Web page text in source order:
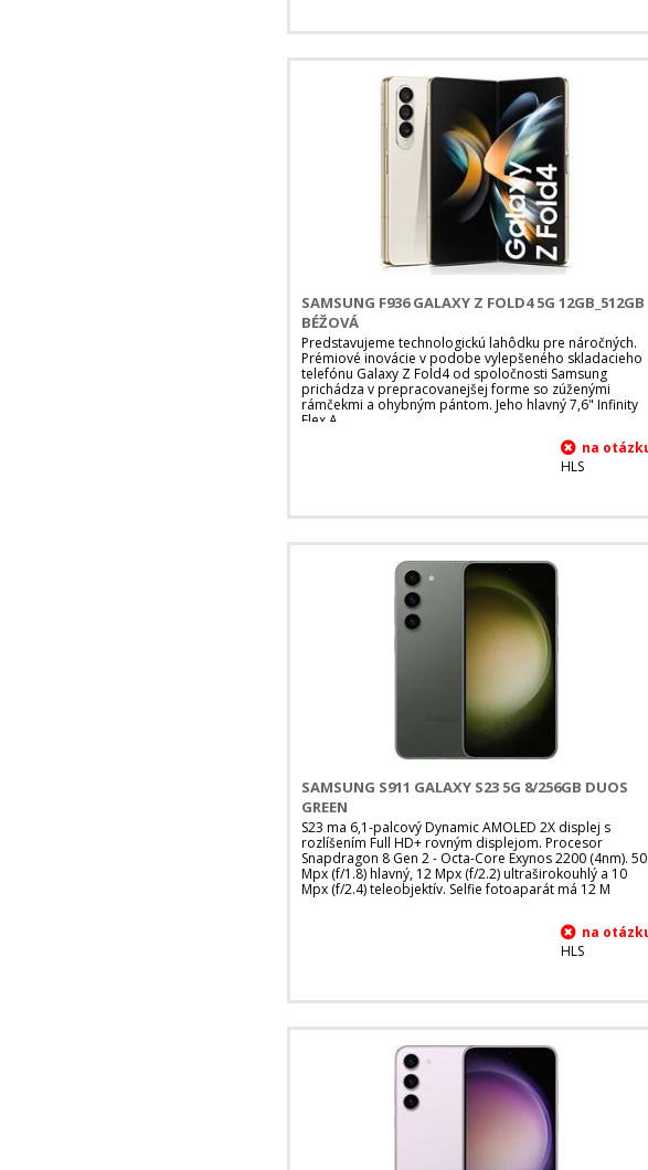
SAMSUNG F936 GALAXY Z FOLD4 5G 12GB_512GB
BÉŽOVÁ
Predstavujeme technologickú lahôdku pre náročných.
Prémiové inovácie v podobe vylepšeného skladacieho
telefónu Galaxy Z Fold4 od spoločnosti Samsung
prichádza v prepracovanejšej forme so zúženými
rámčekmi a ohybným pántom. Jeho hlavný 7,6" Infinity
Flex A
HLS
SAMSUNG S911 GALAXY S23 5G 8/256GB DUOS
GREEN
S23 ma 6,1-palcový Dynamic AMOLED 2X displej s
rozlíšením Full HD+ rovným displejom. Procesor
Snapdragon 8 Gen 2 - Octa-Core Exynos 2200 (4nm). 50
Mpx (f/1.8) hlavný, 12 Mpx (f/2.2) ultraširokouhlý a 10
Mpx (f/2.4) teleobjektív. Selfie fotoaparát má 12 M
HLS